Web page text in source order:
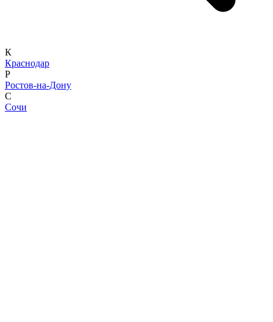
К
Краснодар
Р
Ростов-на-Дону
С
Сочи